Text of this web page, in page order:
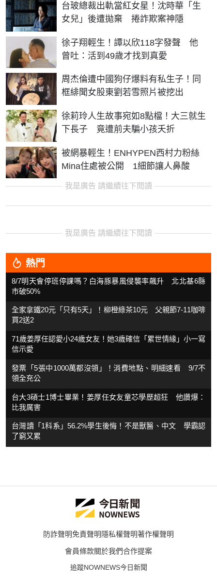
台玻總裁出軌當紅女星！沈時華「生
女兒」後遭拋棄 捲詐欺案神隱
徐子翔輕生！譚以欣118字發聲 他
曾吐：活到49歲才找到真愛
周杰倫遭中國狗仔爆料有私生子！同
框緋聞女股東劉若雪照片被挖出
徐莉玲人生故事宛如8點檔！大三就生
下長子 竟遭前夫騙小孩夭折
被網暴輕生！ENHYPEN西村力粉絲
Mina住處被公開 1細節讓人鼻酸
我是廣告 請繼續往下閱讀
我是廣告 請繼續往下閱讀
熱門
8/7明天會停班停課嗎？白海豚暴風侵襲率飆升 北北基6縣
市破50%
全家拿鐵20元「只有5天」！柳橙綠茶10元 父親節7-11咖啡
買2送2
71歲姜厚任認愛小24歲女友！她3歲確信「累世情緣」小一寫
信示愛
發票「5張中1000萬都沒領」！消費地點、明細速看 9/7不
領全充公
台大3碩士1博士畢業！姜厚任女友童芯學歷超狂 他讚爆：
比我厲害
台灣讀「1科系」56.2%學生後悔！不是獸醫、中文 學霸認
了窮又累
防詐聲明免責聲明隱私權聲明著作權聲明
會員條款關於我們合作提案
追蹤NOWNEWS今日新聞